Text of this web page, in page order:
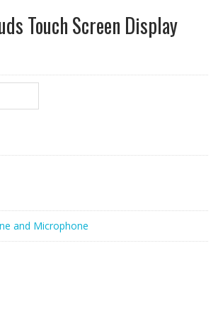
Touch Screen Display
and Microphone